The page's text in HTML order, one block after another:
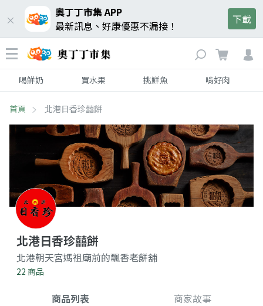
奧丁丁市集 APP
最新訊息、好康優惠不漏接！
下載
喝鮮奶 買水果 挑鮮魚 啃好肉
首頁 北港日香珍囍餅
北港日香珍囍餅
北港朝天宮媽祖廟前的飄香老餅舖
22 商品
商品列表 商家故事